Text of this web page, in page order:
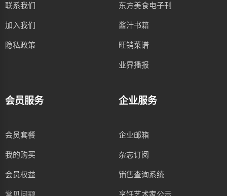
联系我们
加入我们
隐私政策
东方美食电子刊
酱汁书籍
旺销菜谱
业界播报
会员服务
会员套餐
我的购买
会员权益
企业服务
企业邮箱
杂志订阅
销售查询系统